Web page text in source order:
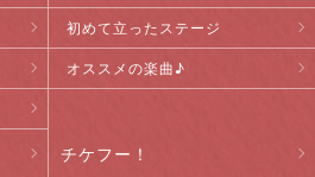
初めて立ったステージ
オススメの楽曲♪
チケフー！